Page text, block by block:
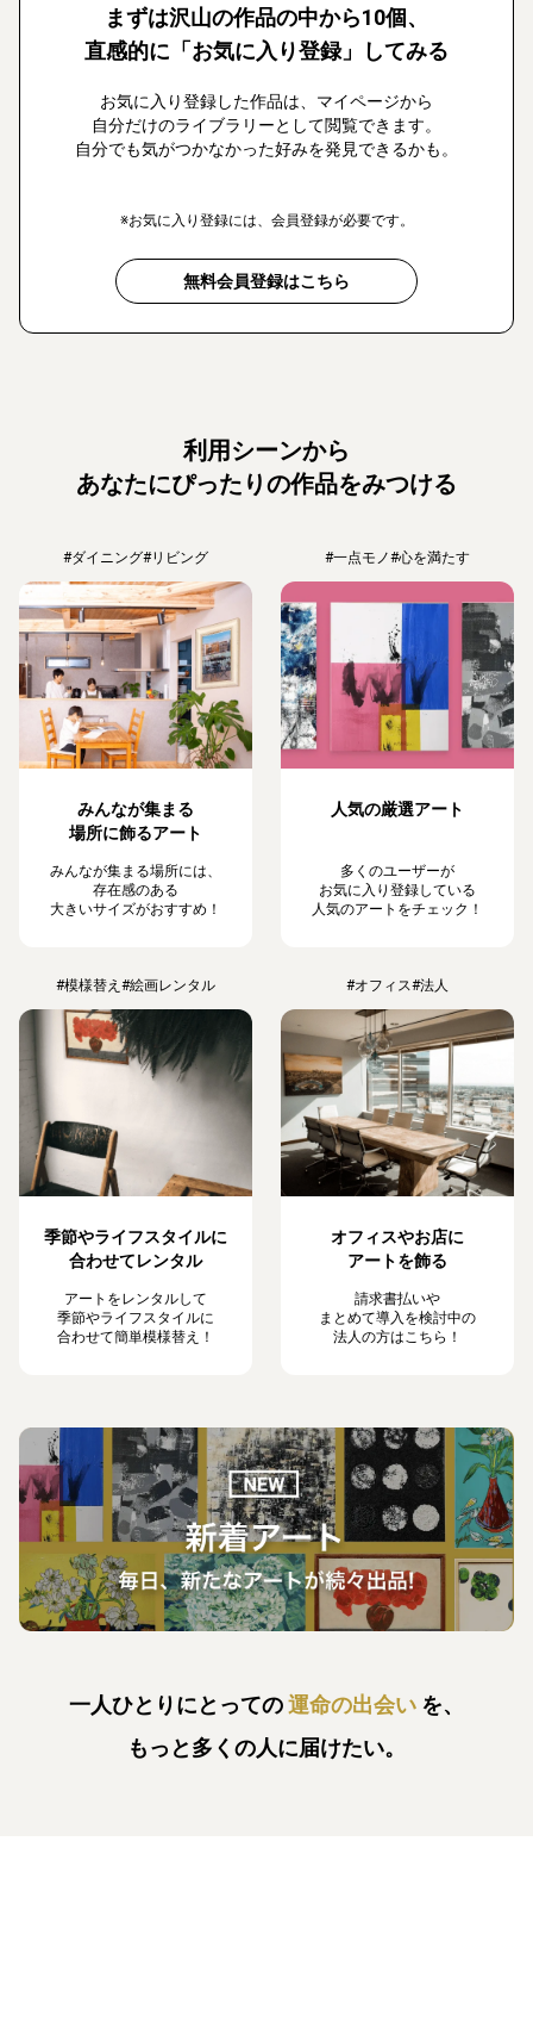
まずは沢山の作品の中から10個、
直感的に「お気に入り登録」してみる
お気に入り登録した作品は、マイページから
自分だけのライブラリーとして閲覧できます。
自分でも気がつかなかった好みを発見できるかも。
※お気に入り登録には、会員登録が必要です。
無料会員登録はこちら
利用シーンから
あなたにぴったりの作品をみつける
#ダイニング#リビング
みんなが集まる
場所に飾るアート
みんなが集まる場所には、
存在感のある
大きいサイズがおすすめ！
#一点モノ#心を満たす
人気の厳選アート
多くのユーザーが
お気に入り登録している
人気のアートをチェック！
#模様替え #絵画レンタル
季節やライフスタイルに
合わせてレンタル
アートをレンタルして
季節やライフスタイルに
合わせて簡単模様替え！
#オフィス#法人
オフィスやお店に
アートを飾る
請求書払いや
まとめて導入を検討中の
法人の方はこちら！
一人ひとりにとっての運命の出会い を、
もっと多くの人に届けたい。